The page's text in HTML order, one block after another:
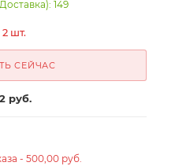
149
шт.
СЕЙЧАС
руб.
- 500,00 руб.